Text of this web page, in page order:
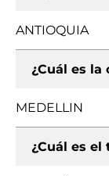
ANTIOQUIA
¿Cuál es la
MEDELLIN
¿Cuál es el